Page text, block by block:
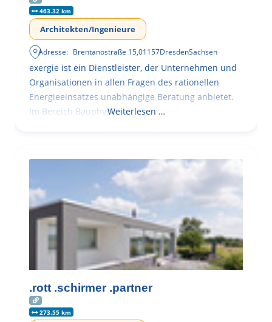
463.32 km
Architekten/Ingenieure
Adresse: Brentanostraße 15,01157DresdenSachsen
exergie ist ein Dienstleister, der Unternehmen und
Organisationen in allen Fragen des rationellen
Energieeinsatzes unabhängige Beratung anbietet.
Im Bereich BauphysikWeiterlesen …
.rott .schirmer .partner
273.55 km